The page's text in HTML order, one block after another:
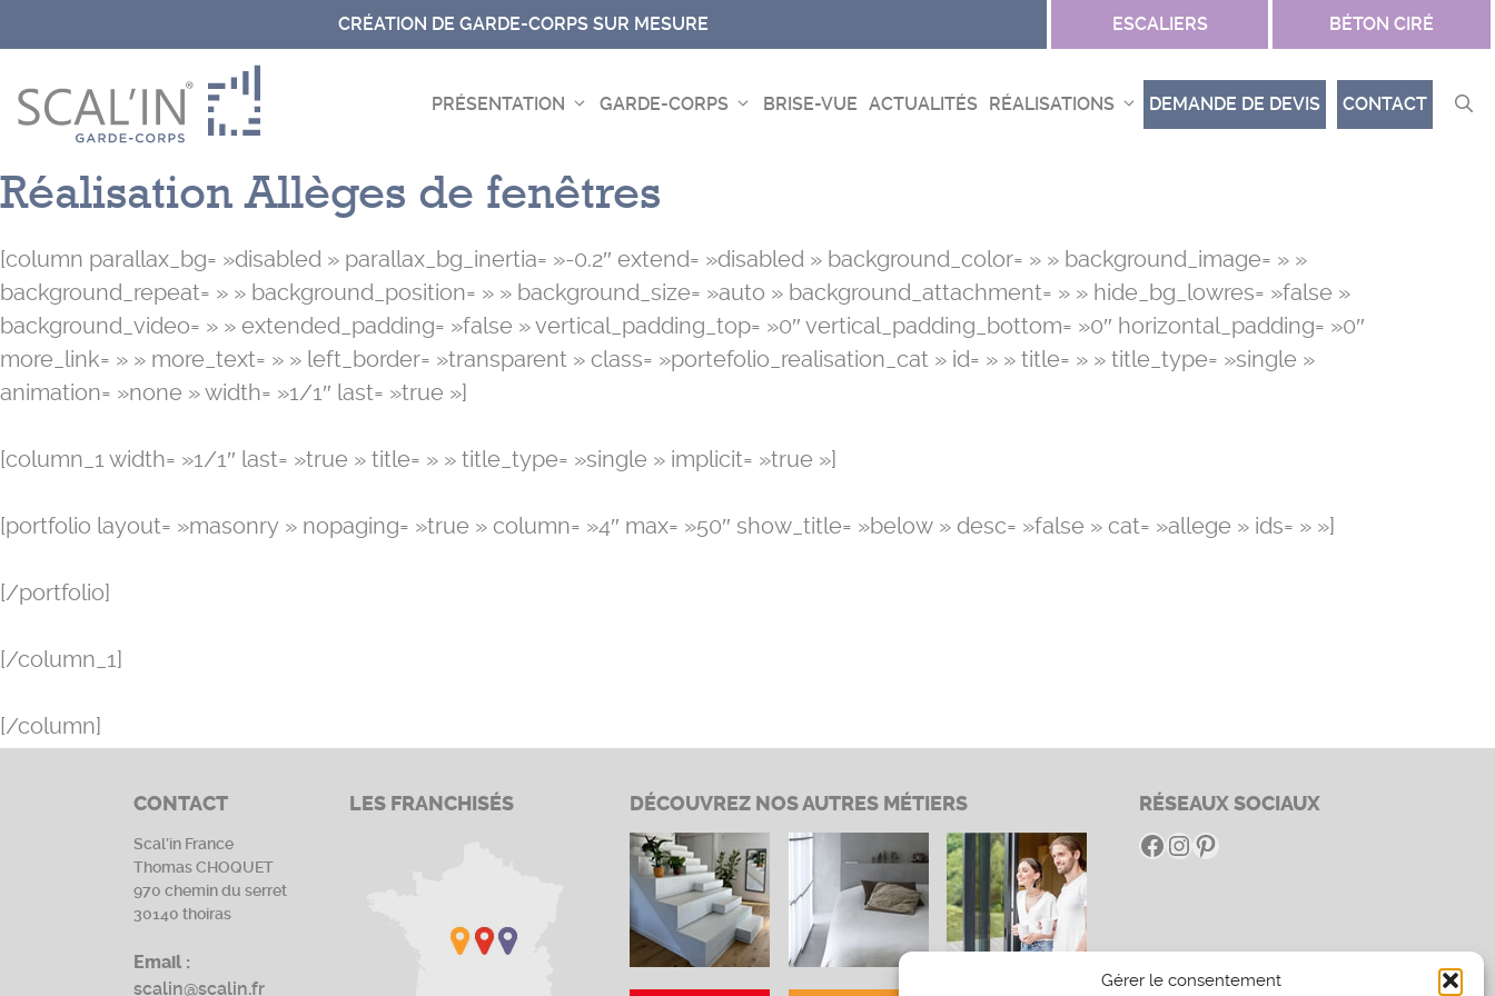
Gérer le consentement
au
contenu
CRÉATION DE GARDE-CORPS SUR MESURE ESCALIERS BÉTON CIRÉ
PRÉSENTATION GARDE-CORPS BRISE-VUE ACTUALITÉS RÉALISATIONS DEMANDE DE DEVIS CONTACT
Réalisation Allèges de fenêtres
[column parallax_bg= »disabled » parallax_bg_inertia= »-0.2″ extend= »disabled » background_color= » » background_image= » »
background_repeat= » » background_position= » » background_size= »auto » background_attachment= » » hide_bg_lowres= »false »
background_video= » » extended_padding= »false » vertical_padding_top= »0″ vertical_padding_bottom= »0″ horizontal_padding= »0″
more_link= » » more_text= » » left_border= »transparent » class= »portefolio_realisation_cat » id= » » title= » » title_type= »single »
animation= »none » width= »1/1″ last= »true »]
[column_1 width= »1/1″ last= »true » title= » » title_type= »single » implicit= »true »]
[portfolio layout= »masonry » nopaging= »true » column= »4″ max= »50″ show_title= »below » desc= »false » cat= »allege » ids= » »]
[/portfolio]
[/column_1]
[/column]
CONTACT
Scal’in France
Thomas CHOQUET
970 chemin du serret
30140 thoiras
Email :
scalin@scalin.fr
LES FRANCHISÉS DÉCOUVREZ NOS AUTRES MÉTIERS RÉSEAUX SOCIAUX
Facebook
Instagram
Pinterest